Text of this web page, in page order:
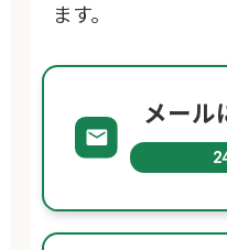
ます。
メール